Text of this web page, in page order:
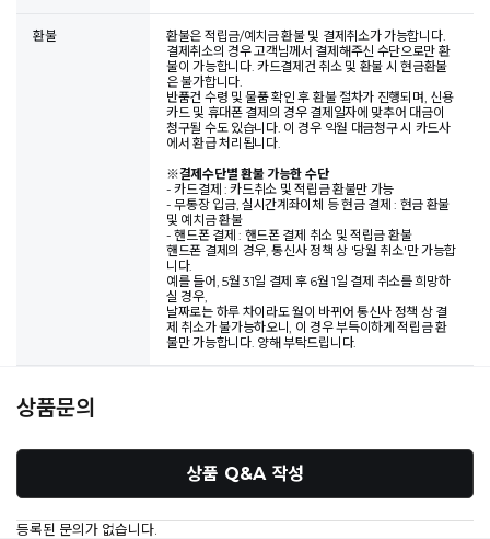
환불
환불은 적립금/예치금 환불 및 결제취소가 가능합니다.
결제취소의 경우 고객님께서 결제해주신 수단으로만 환
불이 가능합니다. 카드결제건 취소 및 환불 시 현금환불
은 불가합니다.
반품건 수령 및 물품 확인 후 환불 절차가 진행되며, 신용
카드 및 휴대폰 결제의 경우 결제일자에 맞추어 대금이
청구될 수도 있습니다. 이 경우 익월 대금청구 시 카드사
에서 환급 처리됩니다.
※결제수단별 환불 가능한 수단
- 카드결제 : 카드취소 및 적립금 환불만 가능
- 무통장 입금, 실시간계좌이체 등 현금 결제 : 현금 환불
및 예치금 환불
- 핸드폰 결제 : 핸드폰 결제 취소 및 적립금 환불
핸드폰 결제의 경우, 통신사 정책 상 '당월 취소'만 가능합
니다.
예를 들어, 5월 31일 결제 후 6월 1일 결제 취소를 희망하
실 경우,
날짜로는 하루 차이라도 월이 바뀌어 통신사 정책 상 결
제 취소가 불가능하오니, 이 경우 부득이하게 적립금 환
불만 가능합니다. 양해 부탁드립니다.
상품문의
상품 Q&A 작성
등록된 문의가 없습니다.